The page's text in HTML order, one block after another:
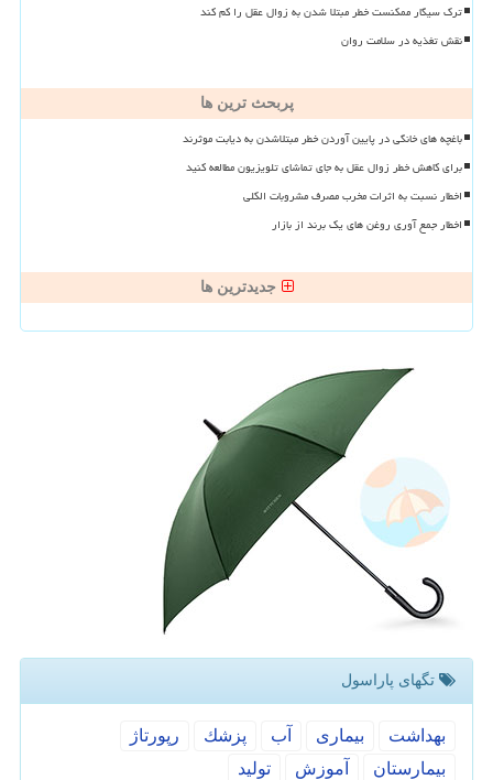
ترک سیگار ممکنست خطر مبتلا شدن به زوال عقل را کم کند
نقش تغذیه در سلامت روان
پربحث ترین ها
باغچه های خانگی در پایین آوردن خطر مبتلاشدن به دیابت موثرند
برای کاهش خطر زوال عقل به جای تماشای تلویزیون مطالعه کنید
اخطار نسبت به اثرات مخرب مصرف مشروبات الکلی
اخطار جمع آوری روغن های یک برند از بازار
جدیدترین ها
تگهای پاراسول
بهداشت بیماری آب پزشك
رپورتاژ
بیمارستان
آموزش تولید